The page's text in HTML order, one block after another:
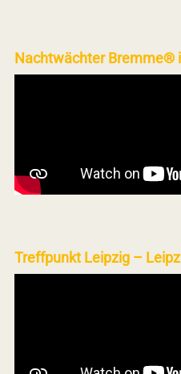
Nachtwächter Bremme®
Treffpunkt Leipzig –